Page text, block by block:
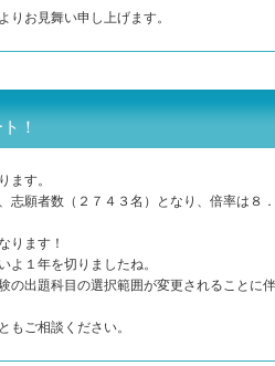
りお見舞い申し上げます。
！
ます。
志願者数（２７４３名）となり、倍率は
ります！
よ１年を切りましたね。
の出題科目の選択範囲が変更されることに
もご相談ください。